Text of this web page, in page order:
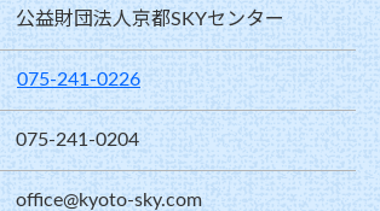
公益財団法人京都SKYセンター
075-241-0226
075-241-0204
office@kyoto-sky.com